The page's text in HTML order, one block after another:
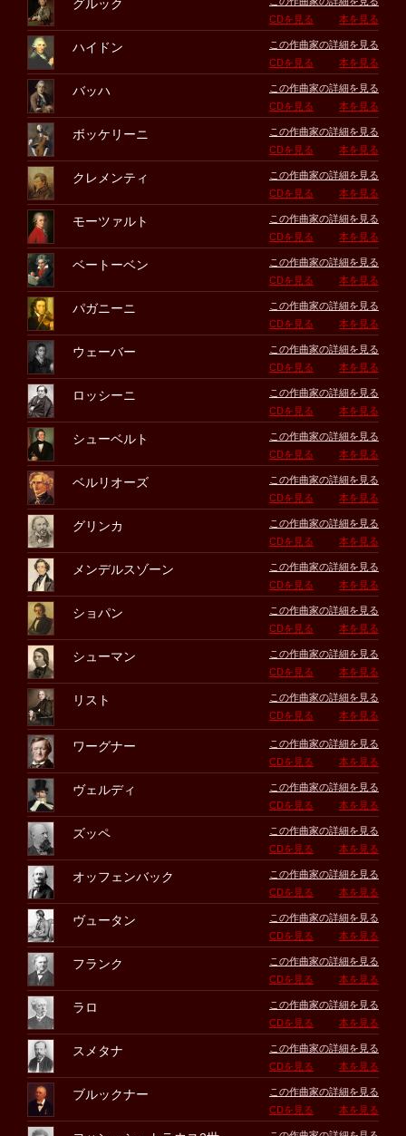
グルック
CDを見る
本を見る
ハイドン
この作曲家の詳細を見る
CDを見る
本を見る
バッハ
この作曲家の詳細を見る
CDを見る
本を見る
ボッケリーニ
この作曲家の詳細を見る
CDを見る
本を見る
クレメンティ
この作曲家の詳細を見る
CDを見る
本を見る
モーツァルト
この作曲家の詳細を見る
CDを見る
本を見る
ベートーベン
この作曲家の詳細を見る
CDを見る
本を見る
パガニーニ
この作曲家の詳細を見る
CDを見る
本を見る
ウェーバー
この作曲家の詳細を見る
CDを見る
本を見る
ロッシーニ
この作曲家の詳細を見る
CDを見る
本を見る
シューベルト
この作曲家の詳細を見る
CDを見る
本を見る
ベルリオーズ
この作曲家の詳細を見る
CDを見る
本を見る
グリンカ
この作曲家の詳細を見る
CDを見る
本を見る
メンデルスゾーン
この作曲家の詳細を見る
CDを見る
本を見る
ショパン
この作曲家の詳細を見る
CDを見る
本を見る
シューマン
この作曲家の詳細を見る
CDを見る
本を見る
リスト
この作曲家の詳細を見る
CDを見る
本を見る
ワーグナー
この作曲家の詳細を見る
CDを見る
本を見る
ヴェルディ
この作曲家の詳細を見る
CDを見る
本を見る
ズッペ
この作曲家の詳細を見る
CDを見る
本を見る
オッフェンバック
この作曲家の詳細を見る
CDを見る
本を見る
ヴュータン
この作曲家の詳細を見る
CDを見る
本を見る
フランク
この作曲家の詳細を見る
CDを見る
本を見る
ラロ
この作曲家の詳細を見る
CDを見る
本を見る
スメタナ
この作曲家の詳細を見る
CDを見る
本を見る
ブルックナー
この作曲家の詳細を見る
CDを見る
本を見る